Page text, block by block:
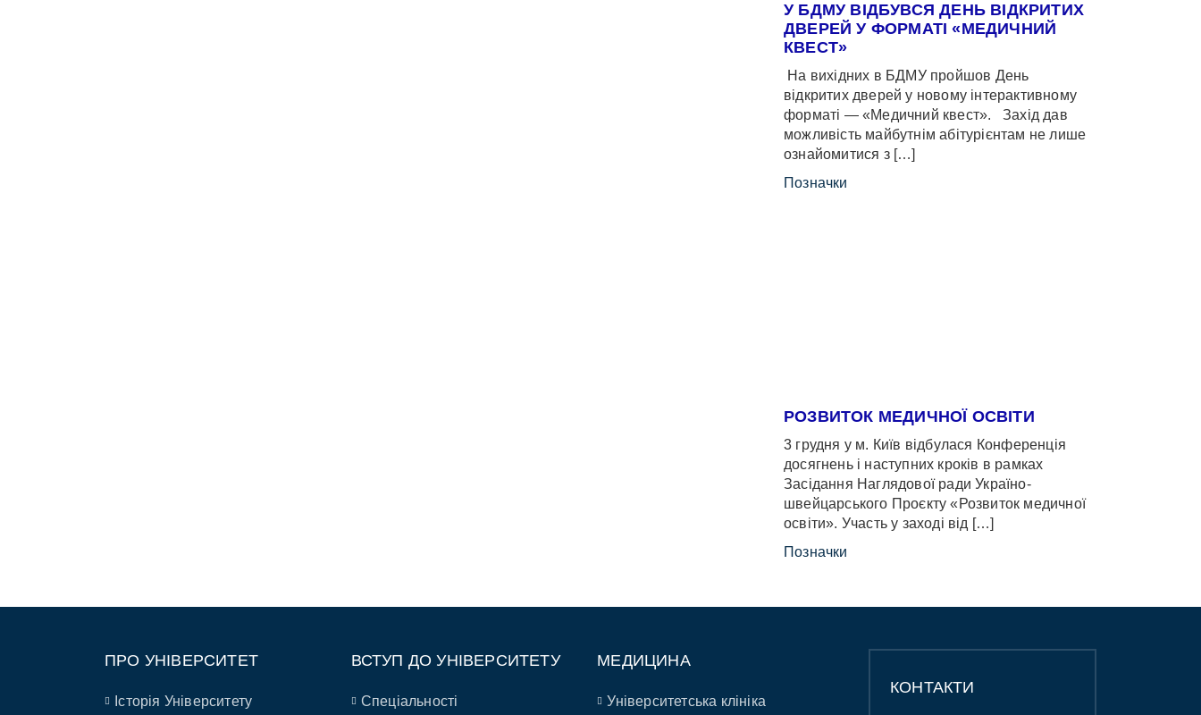
У БДМУ ВІДБУВСЯ ДЕНЬ ВІДКРИТИХ
ДВЕРЕЙ У ФОРМАТІ «МЕДИЧНИЙ
КВЕСТ»
На вихідних в БДМУ пройшов День
відкритих дверей у новому інтерактивному
форматі — «Медичний квест». Захід дав
можливість майбутнім абітурієнтам не лише
ознайомитися з […]
Позначки
РОЗВИТОК МЕДИЧНОЇ ОСВІТИ
3 грудня у м. Київ відбулася Конференція
досягнень і наступних кроків в рамках
Засідання Наглядової ради Україно-
швейцарського Проєкту «Розвиток медичної
освіти». Участь у заході від […]
Позначки
ПРО УНІВЕРСИТЕТ
Історія Університету
ВСТУП ДО УНІВЕРСИТЕТУ
Спеціальності
МЕДИЦИНА
Університетська клініка
КОНТАКТИ